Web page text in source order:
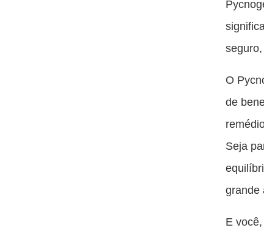
O
de
Seja
grande
E